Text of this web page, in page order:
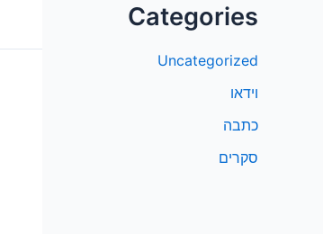
Categories
Uncategorized
וידאו
כתבה
סקרים